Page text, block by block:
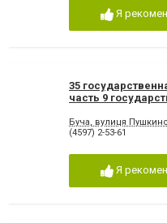
Я
35
часть 9
Киевской обл. (г.
Буча, вулиця
(4597) 2-53-61
Я